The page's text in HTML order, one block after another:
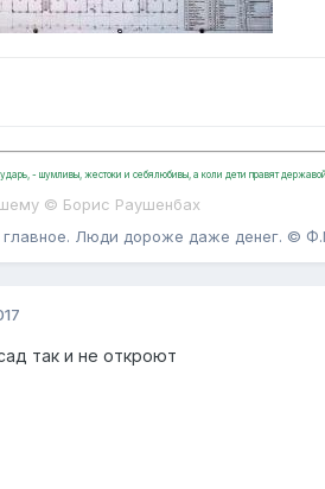
- шумливы, жестоки и себялюбивы, а коли дети правят
© Борис Раушенбах
Люди дороже даже денег. ©
так и не откроют